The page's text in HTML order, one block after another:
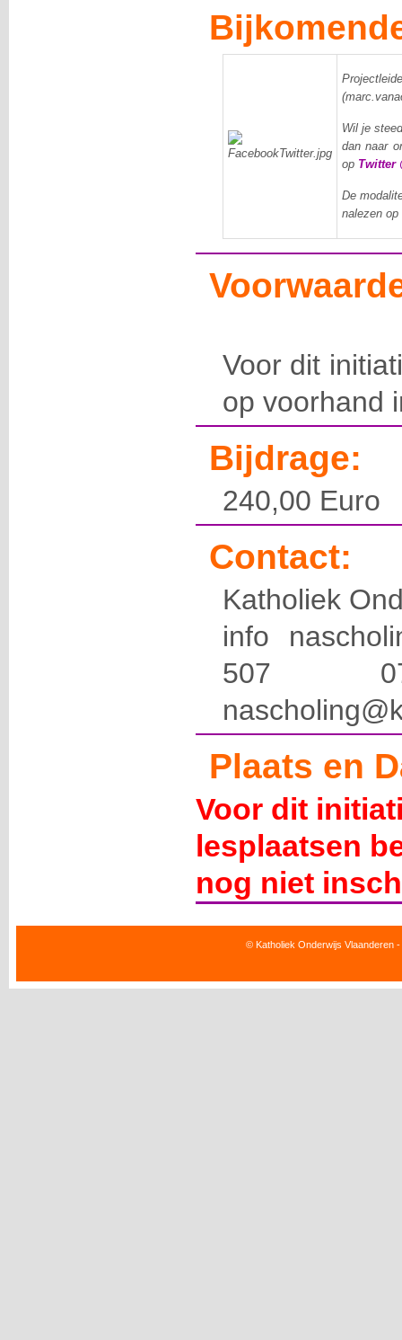
Wil je
dan naar
op Twitter
De
nalezen op
Voor dit
op voorhand
Bijdrage:
240,00 Euro
Contact:
Katholiek
info
507
Plaats en
Voor dit
lesplaatsen
nog niet
© Katholiek Onderwijs Vlaanderen